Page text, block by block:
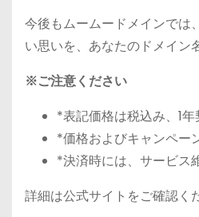
今後もムームードメインでは
い思いを、あなたのドメイン
※ご注意ください
*表記価格は税込み、1年
*価格およびキャンペー
*決済時には、サービス
詳細は公式サイトをご確認く